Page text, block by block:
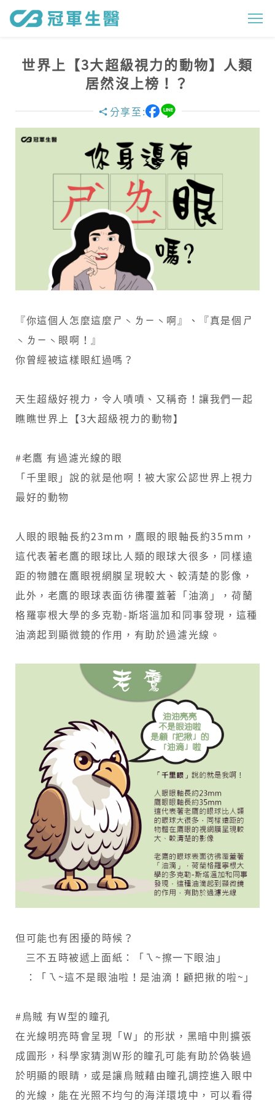
世
界
上
大
物
】
人
類
居
然
上
榜
？
世界上【3大超級視力的動物】人類
居然沒上榜！？
分享至:
『你這個人怎麼這麼ㄕˋㄌㄧˋ啊』、『真是個ㄕ
ˋㄌㄧˋ眼啊！』
你曾經被這樣眼紅過嗎？
天生超級好視力，令人嘖嘖、又稱奇！讓我們一起
瞧瞧世界上【3大超級視力的動物】
#老鷹 有過濾光線的眼
「千里眼」說的就是他啊！被大家公認世界上視力
最好的動物
人眼的眼軸長約23mm，鷹眼的眼軸長約35mm，
這代表著老鷹的眼球比人類的眼球大很多，同樣遠
距的物體在鷹眼視網膜呈現較大、較清楚的影像，
此外，老鷹的眼球表面彷彿覆蓋著「油滴」，荷蘭
格羅寧根大學的多克勒-斯塔溫加和同事發現，這種
油滴起到顯微鏡的作用，有助於過濾光線。
但可能也有困擾的時候？
​ ​ 三不五時被遞上面紙：「ㄟ~擦一下眼油」
​ ​ ：「ㄟ~這不是眼油啦！是油滴！顧把揪的啦~」
#烏賊 有W型的瞳孔
在光線明亮時會呈現「W」的形狀，黑暗中則擴張
成圓形，科學家猜測W形的瞳孔可能有助於偽裝過
於明顯的眼睛，或是讓烏賊藉由瞳孔調控進入眼中
的光線，能在光照不均勻的海洋環境中，可以看得